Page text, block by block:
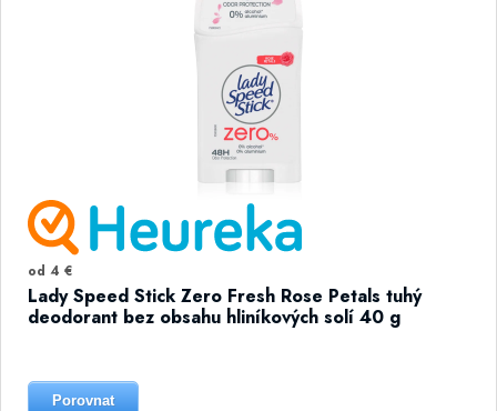
od 4 €
Lady Speed Stick Zero Fresh Rose Petals tuhý
deodorant bez obsahu hliníkových solí 40 g
Porovnat